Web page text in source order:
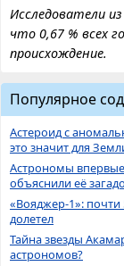
Исследователи
что 0,67 % всех
происхождение.
Популярное
Астероид с
это значит для
Астрономы впервые
объяснили её
«Вояджер-1»: почти
долетел
Тайна звезды
астрономов?